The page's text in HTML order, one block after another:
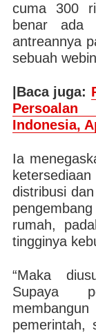
cuma 300
benar
antreannya
sebuah
|Baca juga:
Indonesia,
Ia
distribusi
rumah,
tingginya
“Maka
Supaya
pemerintah,